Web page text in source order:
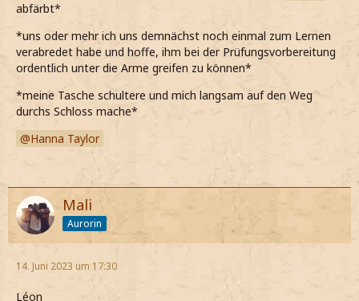
abfärbt*
*uns oder mehr ich uns demnächst noch einmal zum Lernen
verabredet habe und hoffe, ihm bei der Prüfungsvorbereitung
ordentlich unter die Arme greifen zu können*
*meine Tasche schultere und mich langsam auf den Weg
durchs Schloss mache*
Hanna Taylor
Mali
Aurorin
14. Juni 2023 um 17:30
Léon